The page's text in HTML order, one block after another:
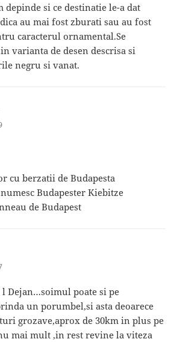
depinde si ce destinatie le-a dat
au mai fost zburati sau au fost
caracterul ornamental.Se
varianta de desen descrisa si
negru si vanat.
cu berzatii de Budapesta
Budapester Kiebitze
de Budapest
l Dejan…soimul poate si pe
un porumbel,si asta deoarece
grozave,aprox de 30km in plus pe
mai mult ,in rest revine la viteza